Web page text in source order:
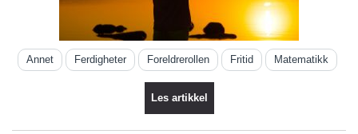
Annet Ferdigheter Foreldrerollen Fritid Matematikk
Les artikkel